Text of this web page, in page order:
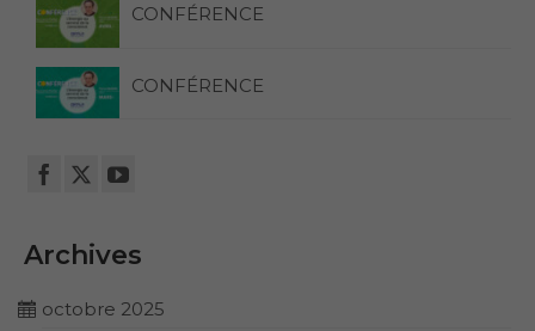
CONFÉRENCE
CONFÉRENCE
Archives
octobre 2025